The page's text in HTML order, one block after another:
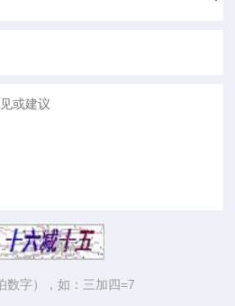
数字），如：三加四=7